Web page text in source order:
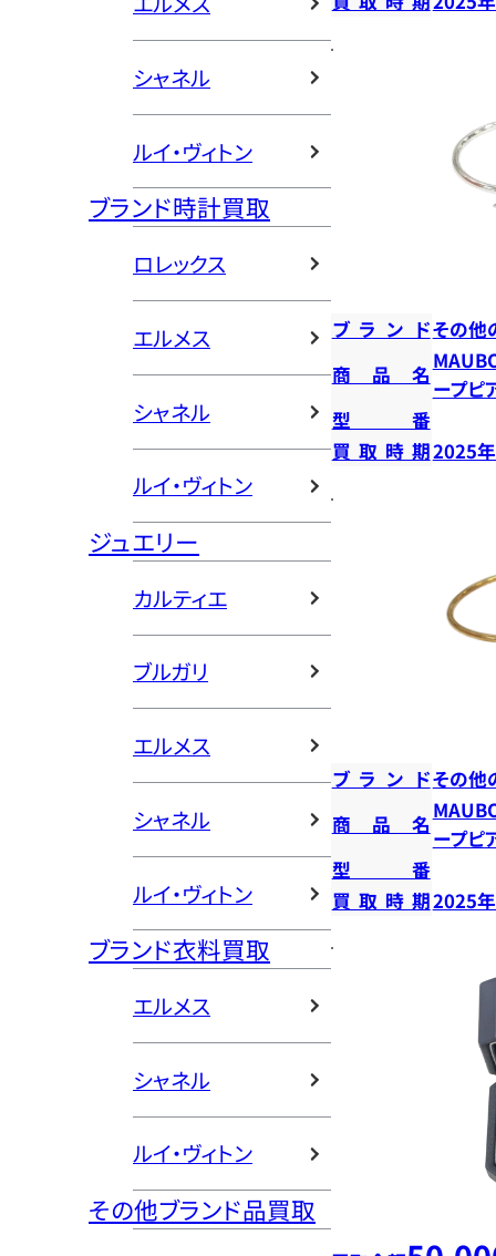
シャネル
ルイ・ヴィトン
ブランド時計買取
ロレックス
エルメス
シャネル
ルイ・ヴィトン
ジュエリー
カルティエ
ブルガリ
エルメス
シャネル
ルイ・ヴィトン
ブランド衣料買取
エルメス
シャネル
ルイ・ヴィトン
その他ブランド品買取
ブランドその他
商品名
ープピ
型番
買取時期2025
ブランドその他
商品名
ープピ
型番
買取時期2025